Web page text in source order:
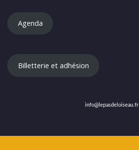
Agenda
Billetterie et adhésion
info@lepasdeloiseau.fr